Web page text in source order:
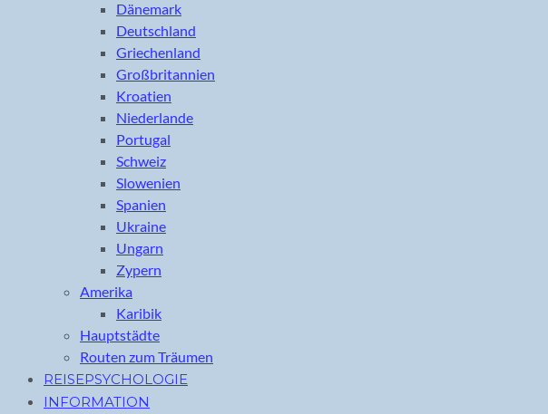
Dänemark
Deutschland
Griechenland
Großbritannien
Kroatien
Niederlande
Portugal
Schweiz
Slowenien
Spanien
Ukraine
Ungarn
Zypern
Amerika
Karibik
Hauptstädte
Routen zum Träumen
REISEPSYCHOLOGIE
INFORMATION